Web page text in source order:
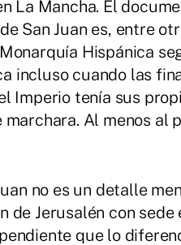
La Mancha. El
San Juan es, entre
Hispánica
incluso cuando las
Imperio tenía sus
Al menos al
no es un detalle
de Jerusalén con sede
que lo